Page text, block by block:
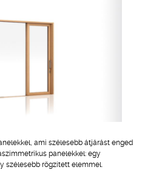
ami szélesebb átjárást enged
panelekkel: egy
szélesebb rögzített elemmel.